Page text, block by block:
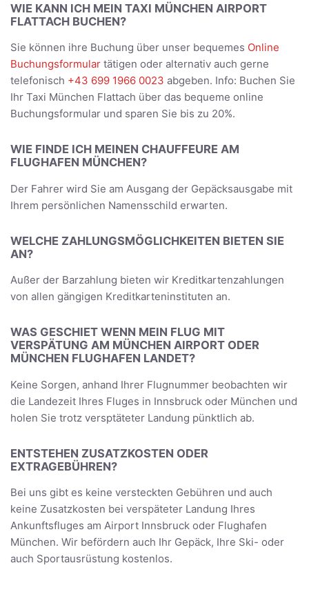
WIE KANN ICH MEIN TAXI MÜNCHEN AIRPORT
FLATTACH BUCHEN?
Sie können ihre Buchung über unser bequemes Online
Buchungsformular tätigen oder alternativ auch gerne
telefonisch +43 699 1966 0023 abgeben. Info: Buchen Sie
Ihr Taxi München Flattach über das bequeme online
Buchungsformular und sparen Sie bis zu 20%.
WIE FINDE ICH MEINEN CHAUFFEURE AM
FLUGHAFEN MÜNCHEN?
Der Fahrer wird Sie am Ausgang der Gepäcksausgabe mit
Ihrem persönlichen Namensschild erwarten.
WELCHE ZAHLUNGSMÖGLICHKEITEN BIETEN SIE
AN?
Außer der Barzahlung bieten wir Kreditkartenzahlungen
von allen gängigen Kreditkarteninstituten an.
WAS GESCHIET WENN MEIN FLUG MIT
VERSPÄTUNG AM MÜNCHEN AIRPORT ODER
MÜNCHEN FLUGHAFEN LANDET?
Keine Sorgen, anhand Ihrer Flugnummer beobachten wir
die Landezeit Ihres Fluges in Innsbruck oder München und
holen Sie trotz versptäteter Landung pünktlich ab.
ENTSTEHEN ZUSATZKOSTEN ODER
EXTRAGEBÜHREN?
Bei uns gibt es keine versteckten Gebühren und auch
keine Zusatzkosten bei verspäteter Landung Ihres
Ankunftsfluges am Airport Innsbruck oder Flughafen
München. Wir befördern auch Ihr Gepäck, Ihre Ski- oder
auch Sportausrüstung kostenlos.